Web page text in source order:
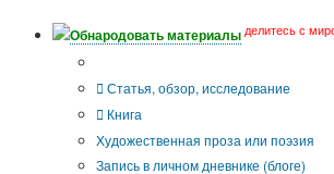
Обнародовать материалы делитесь с
Статья, обзор, исследование
Книга
Художественная проза или поэзия
Запись в личном дневнике (блоге)